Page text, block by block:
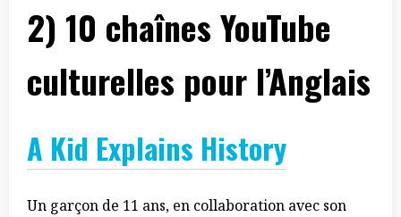
2) 10 chaînes YouTube
culturelles pour l’Anglais
A Kid Explains History
Un garçon de 11 ans, en collaboration avec son